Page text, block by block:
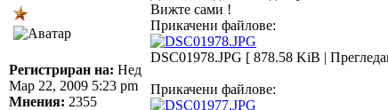
Регистриран на: Нед
Мар 22, 2009 5:23 pm
Мнения: 2355
Вижте сами !
Прикачени файлове:
DSC01978.JPG [ 878.58 KiB |
Прикачени файлове: